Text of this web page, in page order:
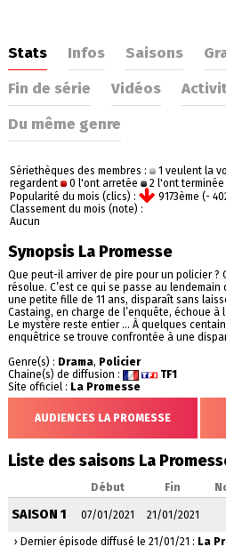
Stats Infos Saisons
Fin de série
Vidéos
Du même genre
Sériethèques des membres : 1 veulent la
regardent
0 l'ont arretée
2 l'ont terminée
Popularité du mois (clics) :
9173ème (-
Classement du mois (note) :
Aucun
Synopsis La Promesse
Que peut-il arriver de pire pour un policier ?
résolue. C’est ce qui se passe au lendemain
une petite fille de 11 ans, disparaît sans
Castaing, en charge de l’enquête, échoue à
Le mystère reste entier ... À quelques
enquêtrice se trouve confrontée à une
Genre(s) : Drama, Policier
Chaine(s) de diffusion :
TF1
Site officiel : La Promesse
AUDIENCES LA PROMESSE
Liste des saisons La
Début Fin
SAISON 1 07/01/2021 21/01/2021
› Dernier épisode diffusé le 21/01/21 : La